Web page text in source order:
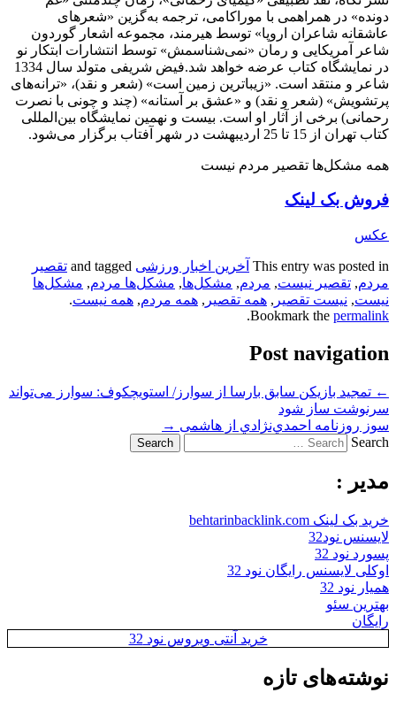
دونده» در همراهمی با موراکامی، ترجمه به‌گزین «شعرهای
عاشقانه شاعران اروپا» توسط هیرمند، مجموعه اشعار گوردون
شاعر آمریکایی و رمان «نمی‌شناسمش» توسط انتشارات ابتکار نو
در نمایشگاه کتاب عرضه خواهد شد.فیض شریفی متولد سال 1334
شاعر و منتقد است. «زیباترین زمین است» (شعر و نقد)، «ترانه‌های
پرتشویش» (شعر و نقد) و «عشق بر آستانه» (چند و چونی با نصرت
رحمانی) برخی از آثار او است. بیست و نهمین نمایشگاه بین‌المللی
کتاب تهران از 15 تا 25 اردیبهشت در شهر آفتاب برگزار می‌شود.
همه مشکل‌ها تقصیر مردم نیست
فروش بک لینک
عکس
This entry was posted in آخرین اخبار ورزشی
تقصیر
مردم, تقصیر نیست, مردم, مشکل‌ها, مشکل‌ها مردم, مشکل‌ها
نیست, نیست تقصیر , همه تقصیر , همه مردم, همه نیست.
Bookmark the permalink
.
Post navigation
← تمجید بازیکن سابق بارسا از سوارز/ استویچکوف: سوارز می‌تواند
سرنوشت ساز شود
سوز روزنامه احمدي‌نژادي از هاشمی →
Search
مدیر :
خرید بک لینک behtarinbacklink.com
لایسنس نود32
پسورد نود 32
اوکلی لایسنس رایگان نود 32
همیار نود 32
بهترین سئو
رایگان
خرید آنتی ویروس نود 32
نوشته‌های تازه